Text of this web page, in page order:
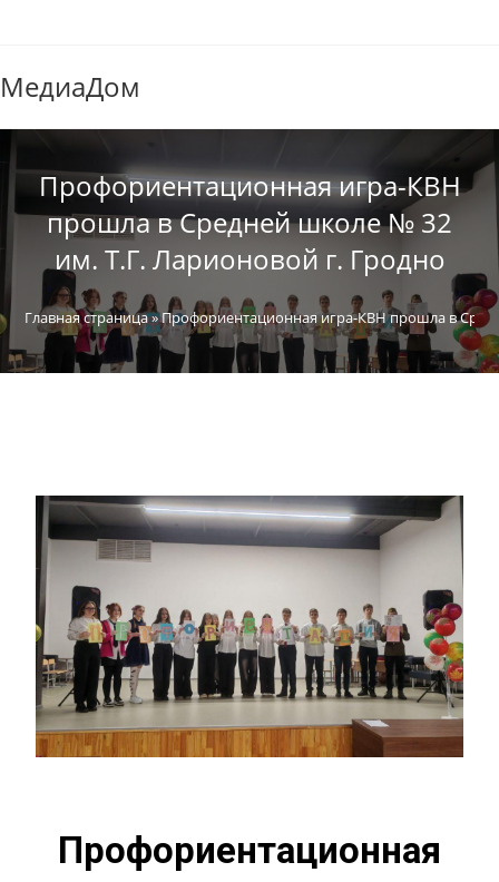
МедиаДом
Профориентационная игра-КВН
прошла в Средней школе № 32
им. Т.Г. Ларионовой г. Гродно
Главная страница»Профориентационная игра-КВН прошла в
Профориентационная